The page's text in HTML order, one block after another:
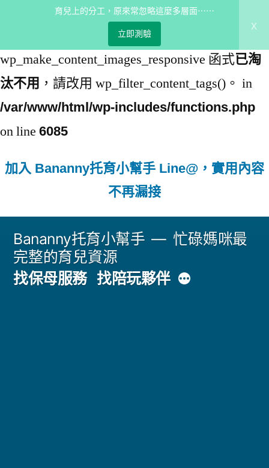
育兒上的分工，原來常忽略這麼多層面⋯⋯
立即測驗
x
: 從 5.5.0 版開始，
wp_make_content_images_responsive 函式已淘
汰不用 ，請改用 wp_filter_content_tags()。 in
/var/www/html/wp-includes/functions.php
on line 6085
加入 Bananny托育小幫手 Line@，實用內容
不再漏接
Bananny托育小幫手
忙碌媽咪最
完整的育兒資源
找保母服務 找陪玩夥伴更